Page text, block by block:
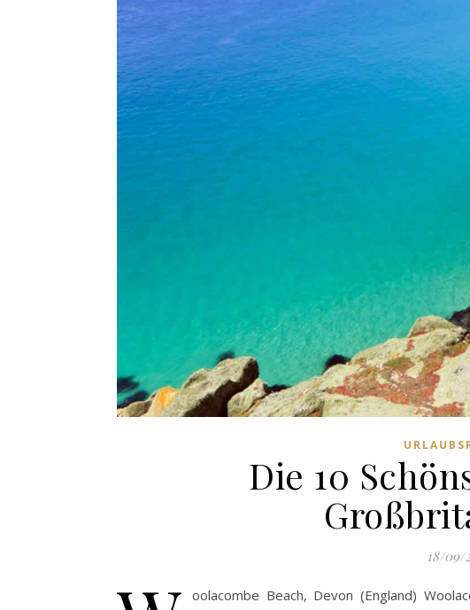
Die 10
18/09/
oolacombe Beach, Devon (England)